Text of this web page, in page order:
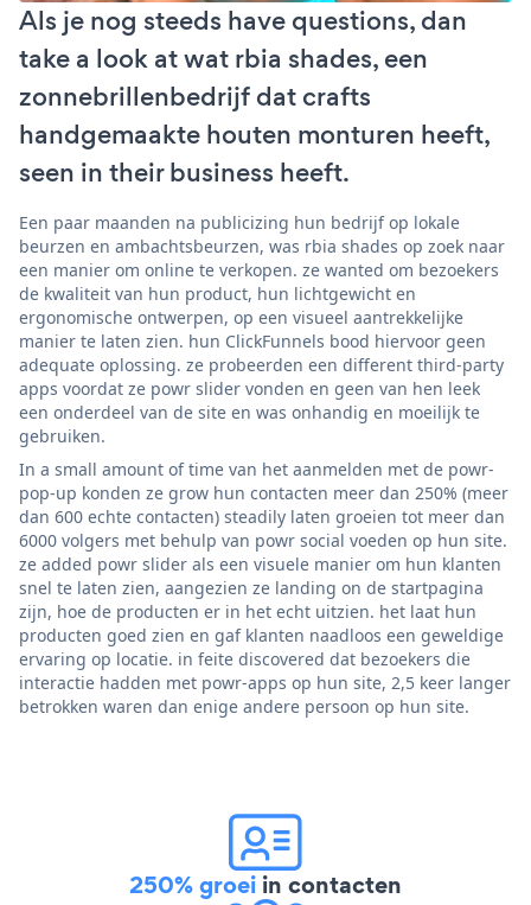
Als je nog steeds have questions, dan
take a look at wat rbia shades, een
zonnebrillenbedrijf dat crafts
handgemaakte houten monturen heeft,
seen in their business heeft.
Een paar maanden na publicizing hun bedrijf op lokale
beurzen en ambachtsbeurzen, was rbia shades op zoek naar
een manier om online te verkopen. ze wanted om bezoekers
de kwaliteit van hun product, hun lichtgewicht en
ergonomische ontwerpen, op een visueel aantrekkelijke
manier te laten zien. hun ClickFunnels bood hiervoor geen
adequate oplossing. ze probeerden een different third-party
apps voordat ze powr slider vonden en geen van hen leek
een onderdeel van de site en was onhandig en moeilijk te
gebruiken.
In a small amount of time van het aanmelden met de powr-
pop-up konden ze grow hun contacten meer dan 250% (meer
dan 600 echte contacten) steadily laten groeien tot meer dan
6000 volgers met behulp van powr social voeden op hun site.
ze added powr slider als een visuele manier om hun klanten
snel te laten zien, aangezien ze landing on de startpagina
zijn, hoe de producten er in het echt uitzien. het laat hun
producten goed zien en gaf klanten naadloos een geweldige
ervaring op locatie. in feite discovered dat bezoekers die
interactie hadden met powr-apps op hun site, 2,5 keer langer
betrokken waren dan enige andere persoon op hun site.
250% groei in contacten